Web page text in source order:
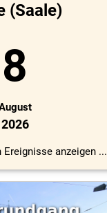
(Saale)
8
2026
anzeigen ...